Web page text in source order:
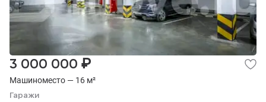
Машиноместо — 16 м²
Гаражи
3 000 000 ₽